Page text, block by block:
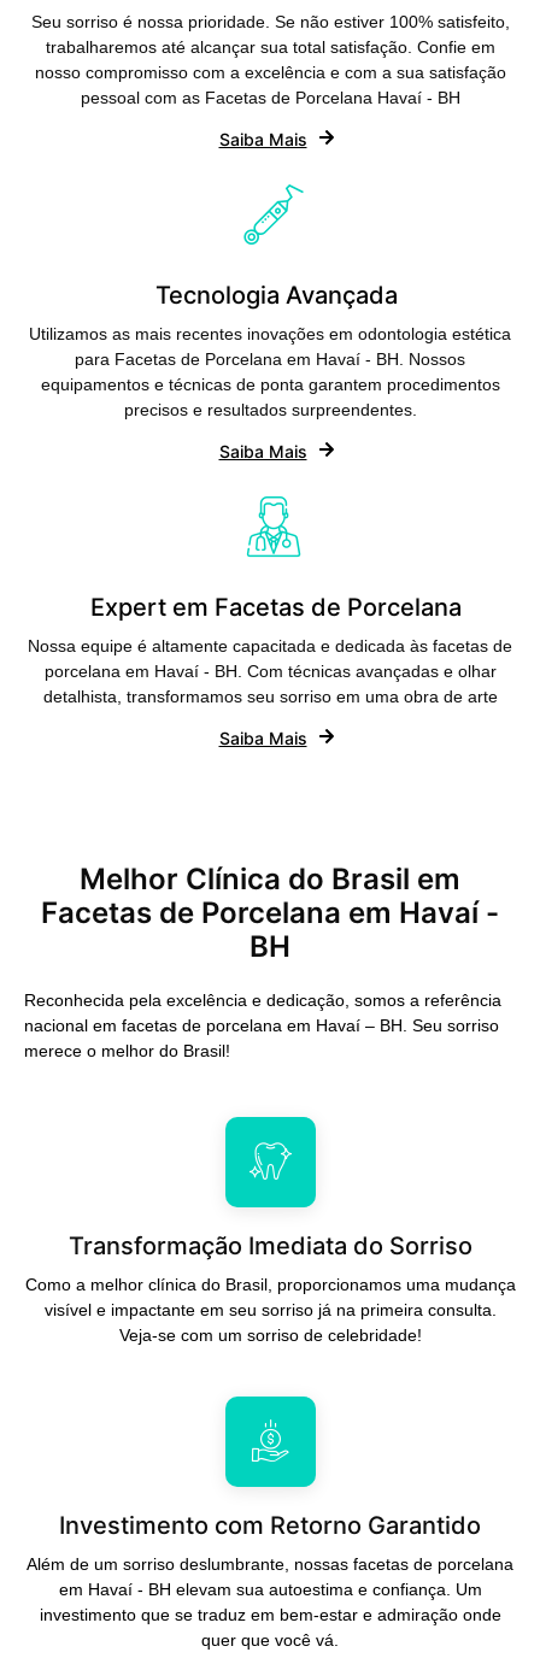
Seu sorriso é nossa prioridade. Se não estiver 100% satisfeito,
trabalharemos até alcançar sua total satisfação. Confie em
nosso compromisso com a excelência e com a sua satisfação
pessoal com as Facetas de Porcelana Havaí - BH
Saiba Mais
Tecnologia Avançada
Utilizamos as mais recentes inovações em odontologia estética
para Facetas de Porcelana em Havaí - BH. Nossos
equipamentos e técnicas de ponta garantem procedimentos
precisos e resultados surpreendentes.
Saiba Mais
Expert em Facetas de Porcelana
Nossa equipe é altamente capacitada e dedicada às facetas de
porcelana em Havaí - BH. Com técnicas avançadas e olhar
detalhista, transformamos seu sorriso em uma obra de arte
Saiba Mais
Melhor Clínica do Brasil em
Facetas de Porcelana em Havaí -
BH
Reconhecida pela excelência e dedicação, somos a referência
nacional em facetas de porcelana em Havaí – BH. Seu sorriso
merece o melhor do Brasil!
Transformação Imediata do Sorriso
Como a melhor clínica do Brasil, proporcionamos uma mudança
visível e impactante em seu sorriso já na primeira consulta.
Veja-se com um sorriso de celebridade!
Investimento com Retorno Garantido
Além de um sorriso deslumbrante, nossas facetas de porcelana
em Havaí - BH elevam sua autoestima e confiança. Um
investimento que se traduz em bem-estar e admiração onde
quer que você vá.